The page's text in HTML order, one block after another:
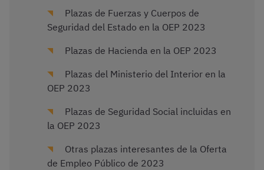
Plazas de Fuerzas y Cuerpos de
Seguridad del Estado en la OEP 2023
Plazas de Hacienda en la OEP 2023
Plazas del Ministerio del Interior en la
OEP 2023
Plazas de Seguridad Social incluidas en
la OEP 2023
Otras plazas interesantes de la Oferta
de Empleo Público de 2023